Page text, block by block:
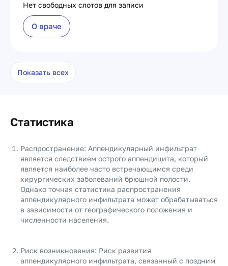
Нет свободных слотов для записи
О враче
Показать всех
Статистика
Распространение: Аппендикулярный инфильтрат
является следствием острого аппендицита, который
является наиболее часто встречающимся среди
хирургических заболеваний брюшной полости.
Однако точная статистика распространения
аппендикулярного инфильтрата может обрабатываться
в зависимости от географического положения и
численности населения.
Риск возникновения: Риск развития
аппендикулярного инфильтрата, связанный с поздним